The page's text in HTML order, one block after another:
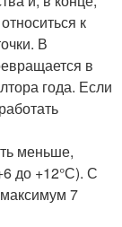
к
В
в
года. Если
меньше,
до +12°С). С
7